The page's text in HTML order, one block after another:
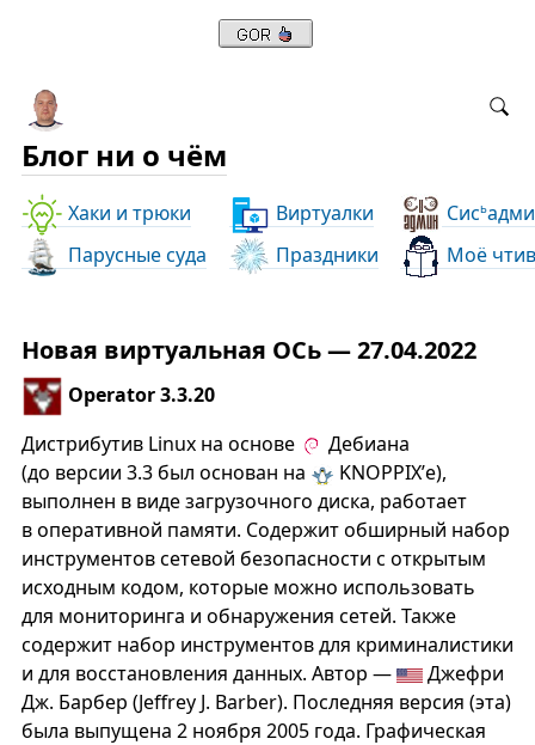
Блог ни о чём
Хаки и трюки Виртуалки Сись
Парусные суда
Праздники Моё
Новая виртуальная ОСь — 27.04.2022
Operator 3.3.20
Дистрибутив Linux на основе
Дебиана
(до версии 3.3 был основан на
KNOPPIX’е),
выполнен в виде загрузочного диска, работает
в оперативной памяти. Содержит обширный набор
инструментов сетевой безопасности с открытым
исходным кодом, которые можно использовать
для мониторинга и обнаружения сетей. Также
содержит набор инструментов для криминалистики
и для восстановления данных. Автор —
Джефри
Дж. Барбер (Jeffrey J. Barber). Последняя версия (эта)
была выпущена 2 ноября 2005 года. Графическая